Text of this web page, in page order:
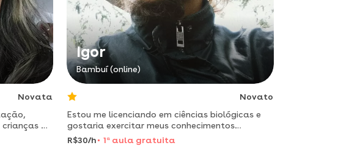
Novata
e
Igor
Bambuí (online)
Novato
Estou me licenciando em ciências biológicas e
gostaria exercitar meus conhecimentos
enquanto ajudo outras pessoas!!
R$30/h 1 aaula gratuita